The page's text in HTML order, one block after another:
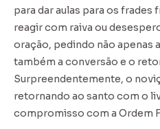
para dar aulas para os frades
reagir com raiva ou
oração, pedindo não apenas
também a conversão e o
Surpreendentemente, o
retornando ao santo com o
compromisso com a Ordem